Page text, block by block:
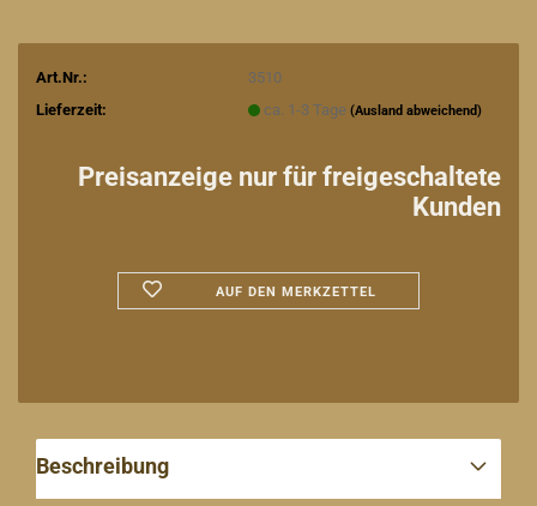
Art.Nr.:
3510
Lieferzeit:
ca. 1-3 Tage (Ausland abweichend)
Preisanzeige nur für freigeschaltete
Kunden
AUF DEN MERKZETTEL
Beschreibung